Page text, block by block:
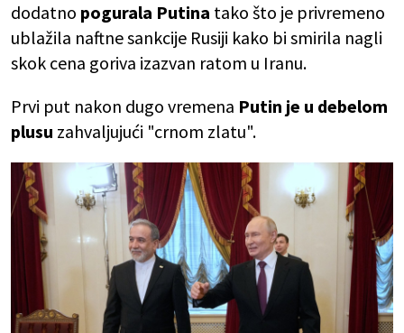
dodatno pogurala Putina tako što je privremeno
ublažila naftne sankcije Rusiji kako bi smirila nagli
skok cena goriva izazvan ratom u Iranu.
Prvi put nakon dugo vremena Putin je u debelom
plusu zahvaljujući "crnom zlatu".